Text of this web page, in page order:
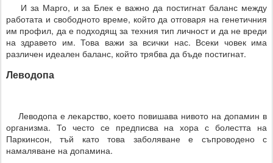
И за Марго, и за Блек е важно да постигнат баланс между
работата и свободното време, който да отговаря на генетичния
им профил, да е подходящ за техния тип личност и да не вреди
на здравето им. Това важи за всички нас. Всеки човек има
различен идеален баланс, който трябва да бъде постигнат.
Леводопа
Леводопа е лекарство, което повишава нивото на допамин в
организма. То често се предписва на хора с болестта на
Паркинсон, тъй като това заболяване е съпроводено с
намаляване на допамина.